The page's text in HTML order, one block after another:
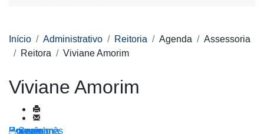
Início Administrativo Reitoria Agenda
Assessoria
Reitora
Viviane Amorim
Viviane Amorim
Por ano
Por mês
Por semana
Hoje
Ir para o mês